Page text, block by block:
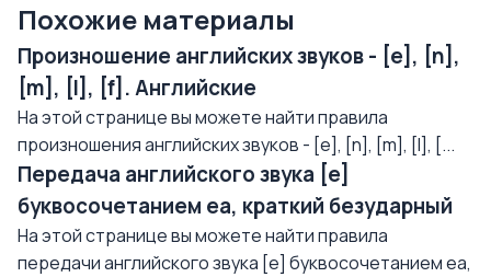
Похожие материалы
Произношение английских звуков - [e], [n],
[m], [l], [f]. Английские
На этой странице вы можете найти правила
произношения английских звуков - [e], [n], [m], [l], [...
Передача английского звука [e]
буквосочетанием еа, краткий безударный
На этой странице вы можете найти правила
передачи английского звука [e] буквосочетанием еа,